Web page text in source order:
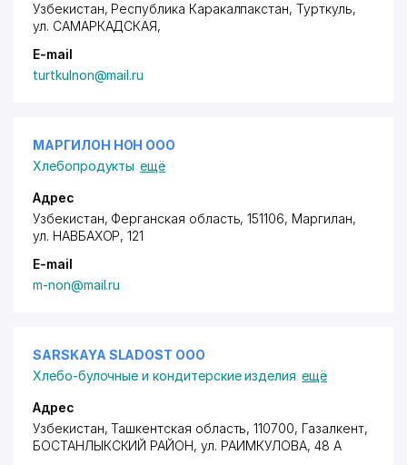
Узбекистан, Республика Каракалпакстан, Турткуль,
ул. САМАРКАДСКАЯ,
E-mail
turtkulnon@mail.ru
МАРГИЛОН НОН ООО
Хлебопродукты ещё
Адрес
Узбекистан, Ферганская область, 151106, Маргилан,
ул. НАВБАХОР, 121
E-mail
m-non@mail.ru
SARSKAYA SLADOST ООО
Хлебо-булочные и кондитерские изделия ещё
Адрес
Узбекистан, Ташкентская область, 110700, Газалкент,
БОСТАНЛЫКСКИЙ РАЙОН, ул. РАИМКУЛОВА, 48 А